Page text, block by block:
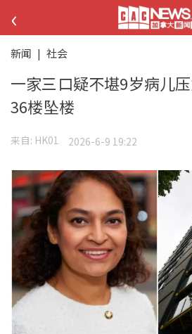
‹
新闻 | 社会
一家三口疑不堪9岁病儿
36楼坠楼
来自: HK01 2026-6-9 19:22